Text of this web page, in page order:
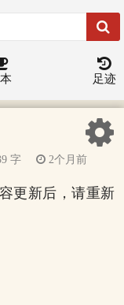
足迹
字 2个月前
更新后，请重新